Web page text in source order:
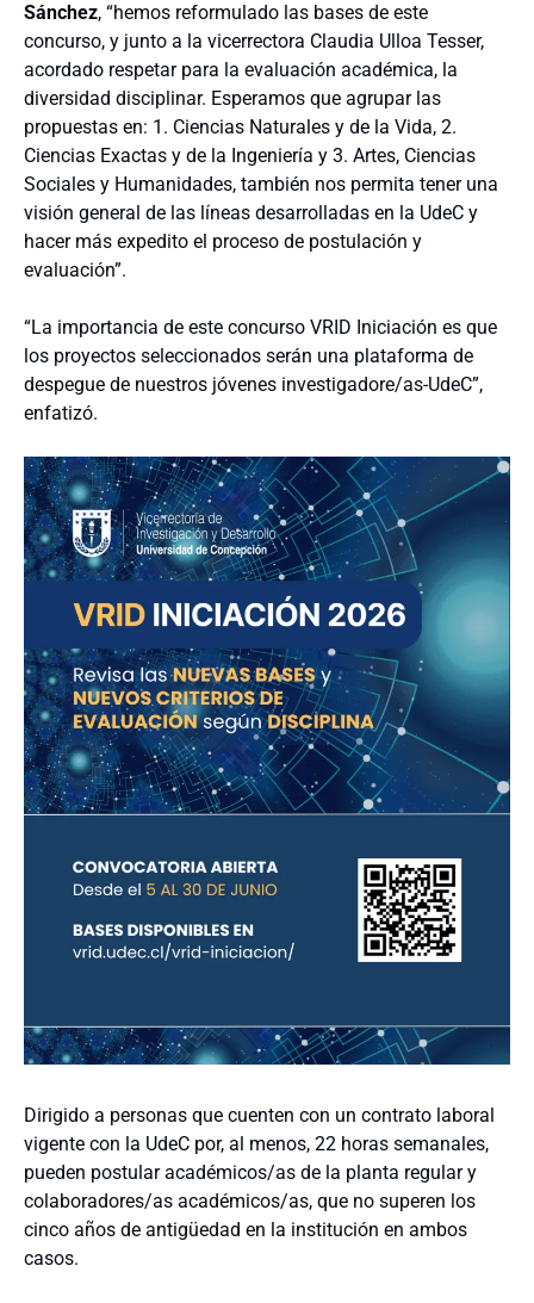
Sánchez, “hemos reformulado las bases de este
concurso, y junto a la vicerrectora Claudia Ulloa Tesser,
acordado respetar para la evaluación académica, la
diversidad disciplinar. Esperamos que agrupar las
propuestas en: 1. Ciencias Naturales y de la Vida, 2.
Ciencias Exactas y de la Ingeniería y 3. Artes, Ciencias
Sociales y Humanidades, también nos permita tener una
visión general de las líneas desarrolladas en la UdeC y
hacer más expedito el proceso de postulación y
evaluación”.
“La importancia de este concurso VRID Iniciación es que
los proyectos seleccionados serán una plataforma de
despegue de nuestros jóvenes investigadore/as-UdeC”,
enfatizó.
Dirigido a personas que cuenten con un contrato laboral
vigente con la UdeC por, al menos, 22 horas semanales,
pueden postular académicos/as de la planta regular y
colaboradores/as académicos/as, que no superen los
cinco años de antigüedad en la institución en ambos
casos.